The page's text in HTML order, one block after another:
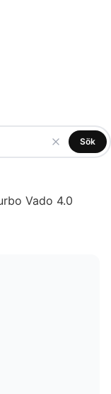
Sök
Vado 4.0